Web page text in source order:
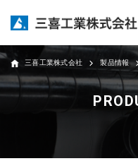
三喜工業株式会社 製品情報